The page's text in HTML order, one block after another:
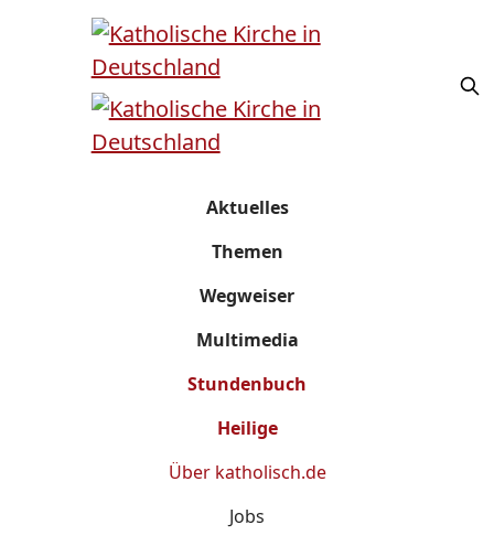
Aktuelles
Themen
Wegweiser
Multimedia
Stundenbuch
Heilige
Über katholisch.de
Jobs